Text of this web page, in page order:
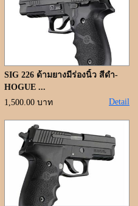
SIG 226 ด้ามยางมีร่องนิ้ว สีดำ-
HOGUE ...
1,500.00 บาท
Detail